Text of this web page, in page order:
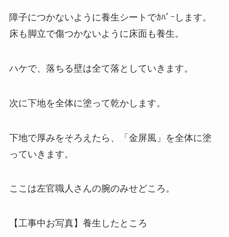
障子につかないように養生シートでｶﾊﾞｰします。
床も脚立で傷つかないように床面も養生。
ハケで、落ちる壁は全て落としていきます。
次に下地を全体に塗って乾かします。
下地で厚みをそろえたら、「金屏風」を全体に塗
っていきます。
ここは左官職人さんの腕のみせどころ。
【工事中お写真】養生したところ